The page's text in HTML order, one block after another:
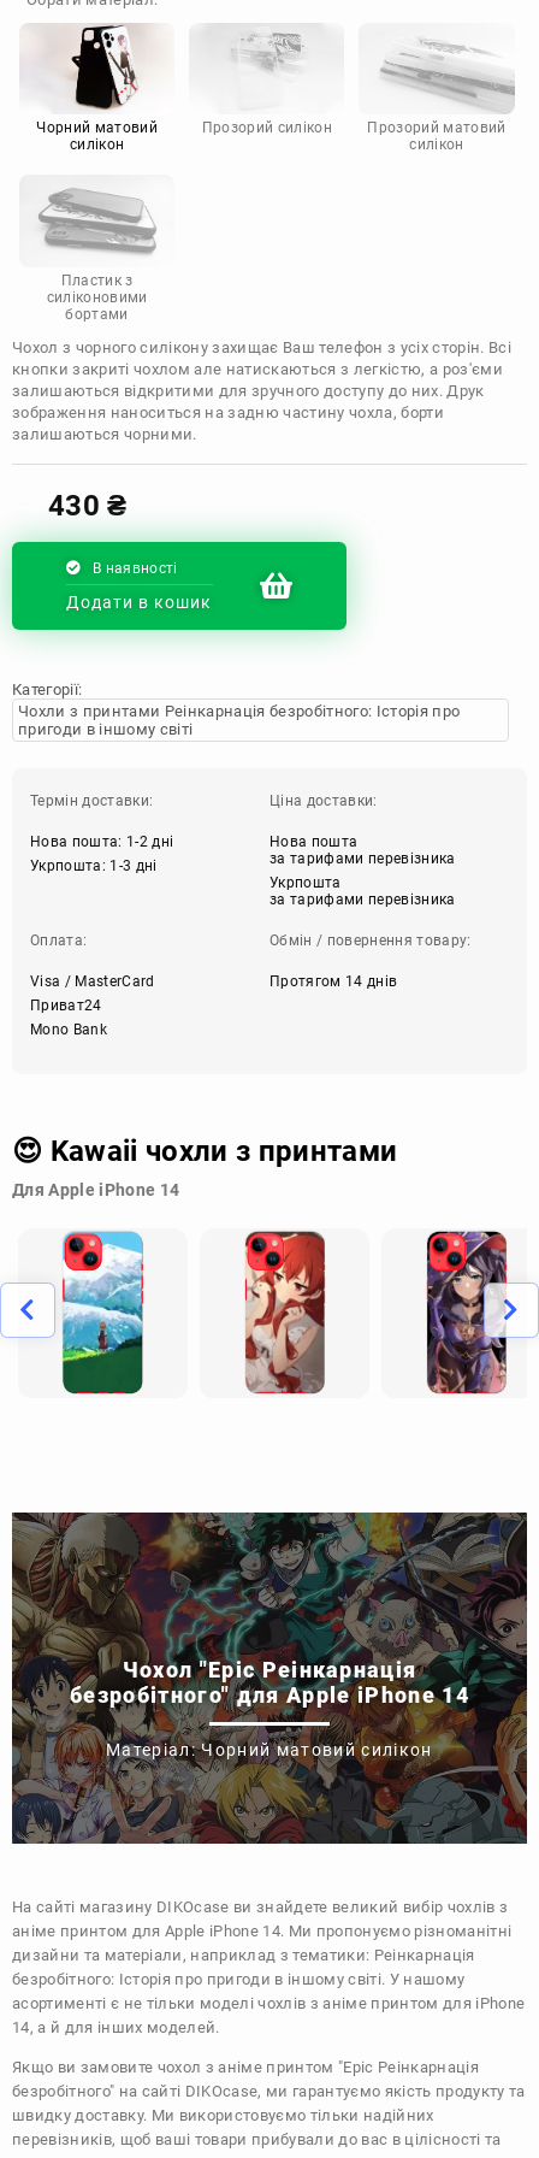
Doogee
Infinix
Sony
Motorola
Чорний матовий
силікон
Прозорий силікон
Прозорий матовий
силікон
Пластик з
силіконовими
бортами
Чохол з чорного силікону захищає Ваш телефон з усіх сторін. Всі
кнопки закриті чохлом але натискаються з легкістю, а роз'єми
залишаються відкритими для зручного доступу до них. Друк
зображення наноситься на задню частину чохла, борти
залишаються чорними.
430₴
В наявності
Додати в кошик
Категорії:
Чохли з принтами Реінкарнація безробітного: Історія про
пригоди в іншому світі
Термін доставки:
Нова пошта: 1-2 дні
Укрпошта: 1-3 дні
Ціна доставки:
Нова пошта
за тарифами перевізника
Укрпошта
за тарифами перевізника
Оплата:
Visa / MasterCard
Приват24
Mono Bank
Обмін / повернення товару:
Протягом 14 днів
😍 Kawaii чохли з принтами
Для Apple iPhone 14
Чохол "Еріс Реінкарнація
безробітного" для Apple iPhone 14
Матеріал: Чорний матовий силікон
На сайті магазину DIKOcase ви знайдете великий вибір чохлів з
аніме принтом для Apple iPhone 14. Ми пропонуємо різноманітні
дизайни та матеріали, наприклад з тематики: Реінкарнація
безробітного: Історія про пригоди в іншому світі. У нашому
асортименті є не тільки моделі чохлів з аніме принтом для iPhone
14, а й для інших моделей.
Якщо ви замовите чохол з аніме принтом "Еріс Реінкарнація
безробітного" на сайті DIKOcase, ми гарантуємо якість продукту та
швидку доставку. Ми використовуємо тільки надійних
перевізників, щоб ваші товари прибували до вас в цілісності та